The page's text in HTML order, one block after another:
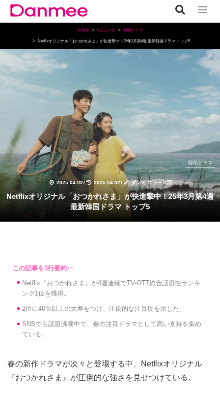
HOME Kニュース 韓国ドラマ
Netflixオリジナル「おつかれさま」が快進撃中！25年3月第4週 最新韓国ドラマ トップ5
2025.04.02/ 2025.04.02/ ダンミ ニュース部
韓国ドラマ
Netflixオリジナル「おつかれさま」が快進撃中！25年3月第4週
最新韓国ドラマ トップ5
Netflix『おつかれさま』が4週連続でTV-OTT総合話題性ランキ
ング1位を獲得。
2位に40％以上の大差をつけ、圧倒的な注目度を示した。
SNSでも話題沸騰中で、春の注目ドラマとして高い支持を集め
ている。
春の新作ドラマが次々と登場する中、Netflixオリジナル
『おつかれさま』が圧倒的な強さを見せつけている。